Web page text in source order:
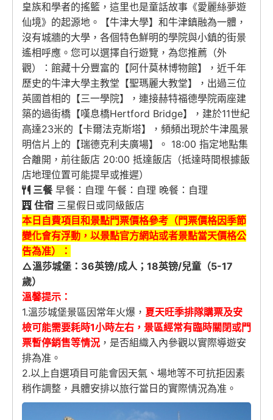
皇族和學者的搖籃，這里也是童話故事《愛麗絲夢遊
仙境》的起源地。【牛津大學】和牛津鎮融為一體，
沒有城牆的大學，各個特色鮮明的學院與小鎮的街景
遙相呼應。您可以選擇自行遊覽，為您推薦（外
觀）：館藏十分豐富的【阿什莫林博物館】，近千年
歷史的牛津大學主教堂【聖瑪麗大教堂】，出過三位
英國首相的【三一學院】，連接赫特福德學院兩座建
築的過街橋【嘆息橋Hertford Bridge】，建於11世紀
高達23米的【卡爾法克斯塔】，頻頻出現於牛津風景
明信片上的【瑞德克利夫廣場】。 18:00 指定地點集
合離開，前往飯店 20:00 抵達飯店（抵達時間根據飯
店地理位置可能提早或推遲）
三餐早餐：自理 午餐：自理 晚餐：自理
住宿 三星假日或同級飯店
本日自費項目和景點門票價格參考（門票價格因季節
變化會有浮動，以景點官方網站或者景點當天價格公
告為准）：
△溫莎城堡：36英镑/成人；18英镑/兒童（5-17
歲）
溫馨提示：
1.溫莎城堡景區因常年火爆， 夏天旺季排隊購票及安
檢可能需要耗時1小時左右，景區經常有臨時關閉或門
票暫停銷售等情況 ，是否組織入內參觀以實際導遊安
排為准。
2.以上自選項目可能會因天氣、場地等不可抗拒因素
稍作調整，具體安排以旅行當日的實際情況為准。